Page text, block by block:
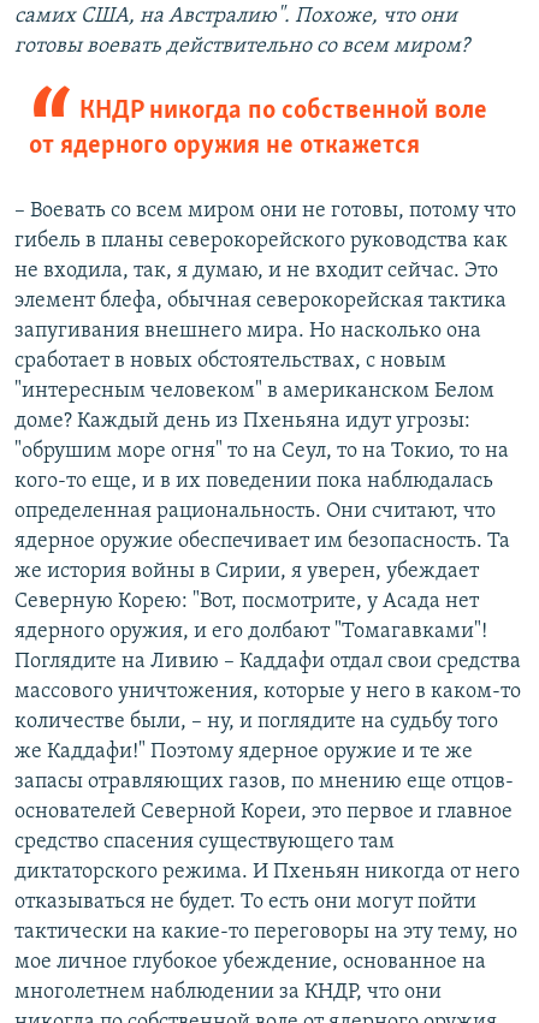
самих США, на Австралию". Похоже, что они
готовы воевать действительно со всем миром?
КНДР никогда по собственной воле
от ядерного оружия не откажется
– Воевать со всем миром они не готовы, потому что
гибель в планы северокорейского руководства как
не входила, так, я думаю, и не входит сейчас. Это
элемент блефа, обычная северокорейская тактика
запугивания внешнего мира. Но насколько она
сработает в новых обстоятельствах, с новым
"интересным человеком" в американском Белом
доме? Каждый день из Пхеньяна идут угрозы:
"обрушим море огня" то на Сеул, то на Токио, то на
кого-то еще, и в их поведении пока наблюдалась
определенная рациональность. Они считают, что
ядерное оружие обеспечивает им безопасность. Та
же история войны в Сирии, я уверен, убеждает
Северную Корею: "Вот, посмотрите, у Асада нет
ядерного оружия, и его долбают "Томагавками"!
Поглядите на Ливию – Каддафи отдал свои средства
массового уничтожения, которые у него в каком-то
количестве были, – ну, и поглядите на судьбу того
же Каддафи!" Поэтому ядерное оружие и те же
запасы отравляющих газов, по мнению еще отцов-
основателей Северной Кореи, это первое и главное
средство спасения существующего там
диктаторского режима. И Пхеньян никогда от него
отказываться не будет. То есть они могут пойти
тактически на какие-то переговоры на эту тему, но
мое личное глубокое убеждение, основанное на
многолетнем наблюдении за КНДР, что они